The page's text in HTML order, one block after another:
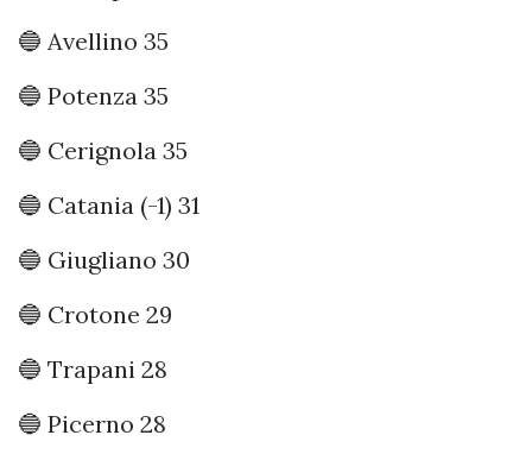
🔵 Avellino 35
🔵 Potenza 35
🔵 Cerignola 35
🔵 Catania (-1) 31
🔵 Giugliano 30
🔵 Crotone 29
🔵 Trapani 28
🔵 Picerno 28